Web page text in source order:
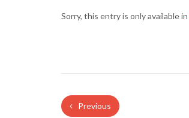
Sorry, this entry is only available in
Previous